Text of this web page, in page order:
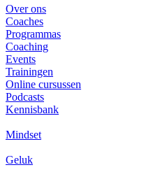
Over ons
Coaches
Programmas
Coaching
Events
Trainingen
Online cursussen
Podcasts
Kennisbank
Mindset
Geluk